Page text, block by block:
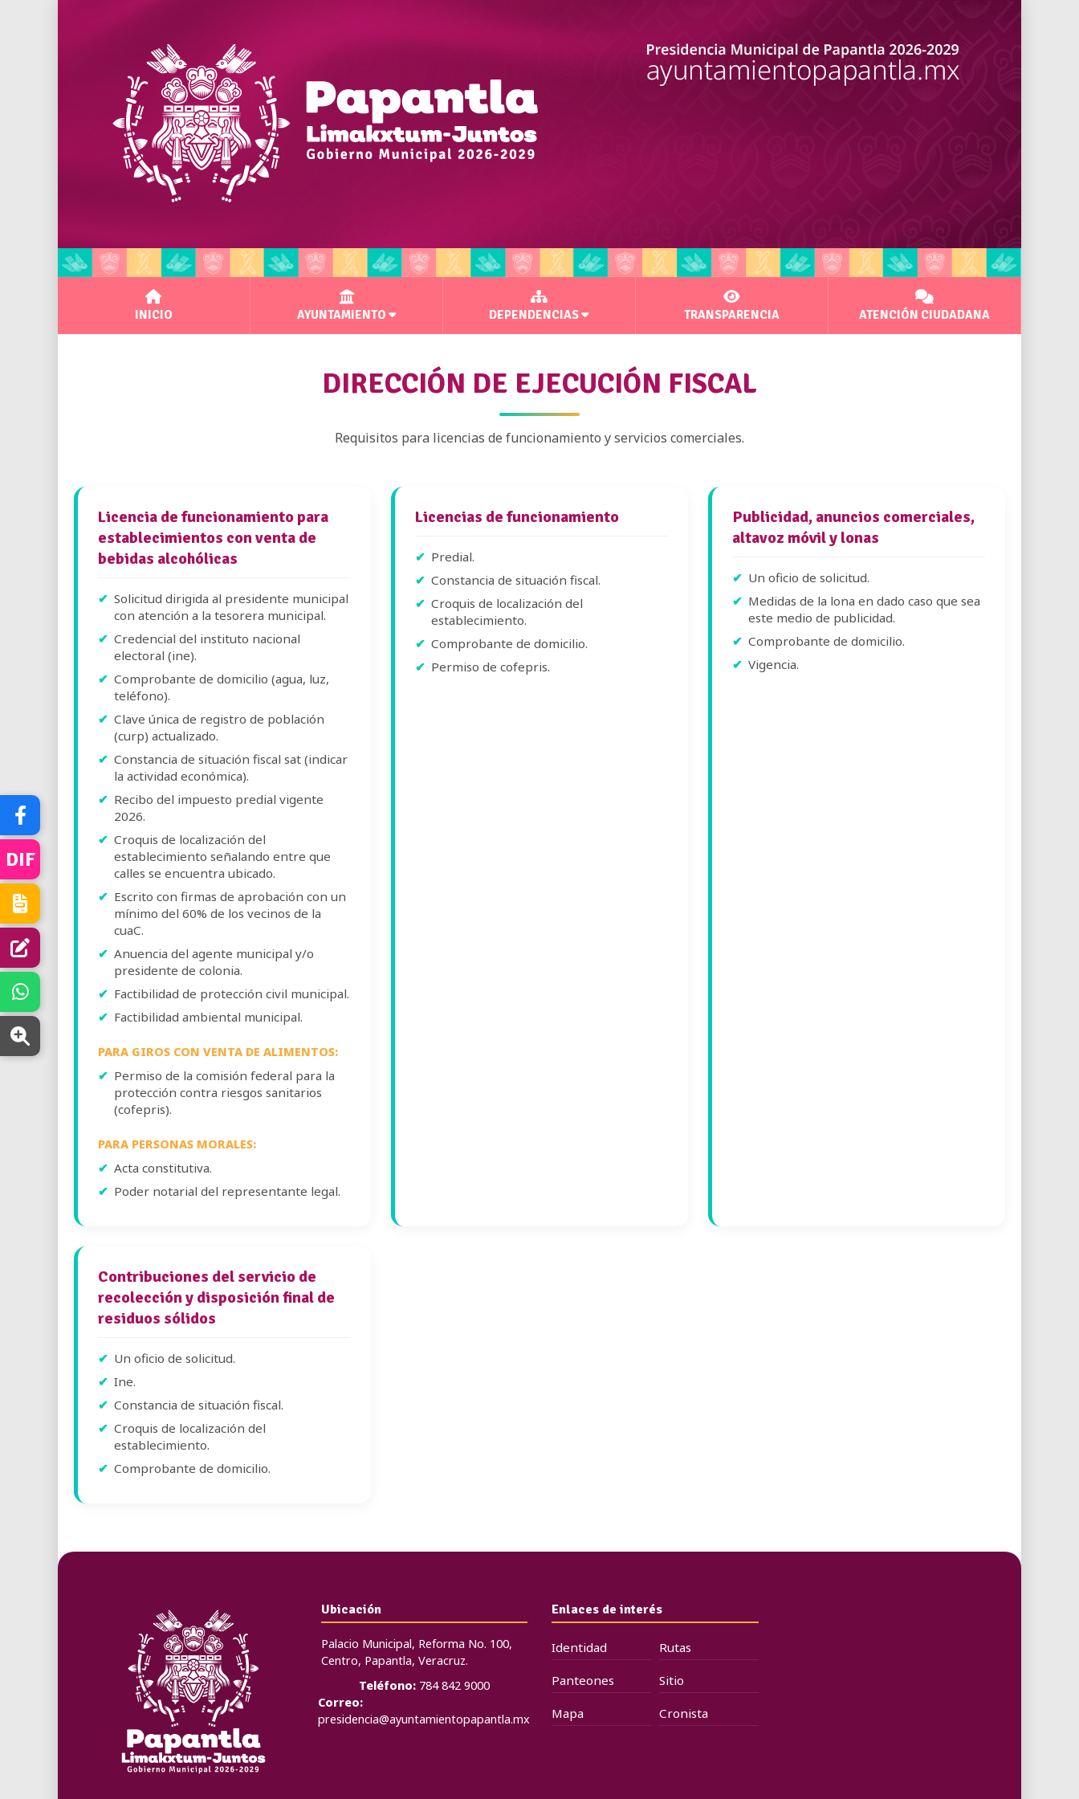
DIF
INICIO AYUNTAMIENTO DEPENDENCIAS TRANSPARENCIA ATENCIÓN CIUDADANA
DIRECCIÓN DE EJECUCIÓN FISCAL
Requisitos para licencias de funcionamiento y servicios comerciales.
Licencia de funcionamiento para
establecimientos con venta de
bebidas alcohólicas
Solicitud dirigida al presidente municipal
con atención a la tesorera municipal.
Credencial del instituto nacional
electoral (ine).
Comprobante de domicilio (agua, luz,
teléfono).
Clave única de registro de población
(curp) actualizado.
Constancia de situación fiscal sat (indicar
la actividad económica).
Recibo del impuesto predial vigente
2026.
Croquis de localización del
establecimiento señalando entre que
calles se encuentra ubicado.
Escrito con firmas de aprobación con un
mínimo del 60% de los vecinos de la
cuaC.
Anuencia del agente municipal y/o
presidente de colonia.
Factibilidad de protección civil municipal.
Factibilidad ambiental municipal.
PARA GIROS CON VENTA DE ALIMENTOS:
Permiso de la comisión federal para la
protección contra riesgos sanitarios
(cofepris).
PARA PERSONAS MORALES:
Acta constitutiva.
Poder notarial del representante legal.
Licencias de funcionamiento
Predial.
Constancia de situación fiscal.
Croquis de localización del
establecimiento.
Comprobante de domicilio.
Permiso de cofepris.
Publicidad, anuncios comerciales,
altavoz móvil y lonas
Un oficio de solicitud.
Medidas de la lona en dado caso que sea
este medio de publicidad.
Comprobante de domicilio.
Vigencia.
Contribuciones del servicio de
recolección y disposición final de
residuos sólidos
Un oficio de solicitud.
Ine.
Constancia de situación fiscal.
Croquis de localización del
establecimiento.
Comprobante de domicilio.
Ubicación
Palacio Municipal, Reforma No. 100,
Centro, Papantla, Veracruz.
Teléfono:784 842 9000
Correo:
presidencia@ayuntamientopapantla.mx
Enlaces de interés
Identidad Rutas
Panteones Sitio
Mapa Cronista